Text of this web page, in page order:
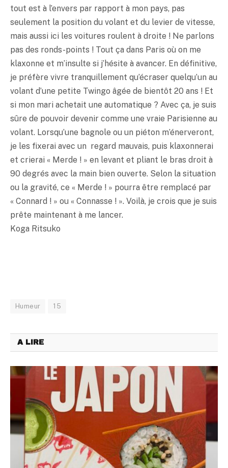
tout est à l’envers par rapport à mon pays, pas
seulement la position du volant et du levier de vitesse,
mais aussi ici les voitures roulent à droite ! Ne parlons
pas des ronds-points ! Tout ça dans Paris où on me
klaxonne et m’insulte si j’hésite à avancer. En définitive,
je préfère vivre tranquillement qu’écraser quelqu’un au
volant d’une petite Twingo âgée de bientôt 20 ans ! Et
si mon mari achetait une automatique ? Avec ça, je suis
sûre de pouvoir devenir comme une vraie Parisienne au
volant. Lorsqu’une bagnole ou un piéton m’énerveront,
je les fixerai avec un regard mauvais, puis klaxonnerai
et crierai « Merde ! » en levant et pliant le bras droit à
90 degrés avec la main bien ouverte. Selon la situation
ou la gravité, ce « Merde ! » pourra être remplacé par
« Connard ! » ou « Connasse ! ». Voilà, je crois que je suis
prête maintenant à me lancer.
Koga Ritsuko
Humeur 15
A LIRE